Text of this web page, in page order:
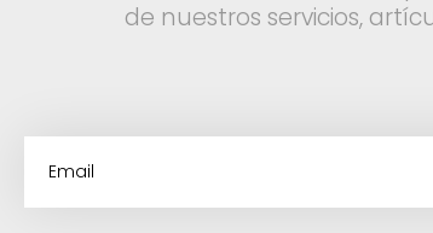
de nuestros servicios,